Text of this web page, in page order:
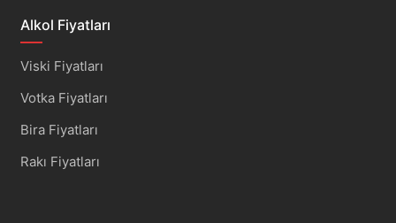
Alkol Fiyatları
Viski Fiyatları
Votka Fiyatları
Bira Fiyatları
Rakı Fiyatları